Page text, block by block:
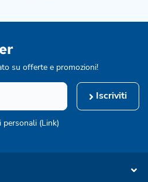
su offerte e promozioni!
Iscriviti
personali (Link)